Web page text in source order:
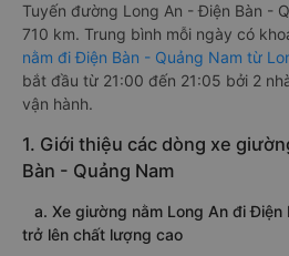
Tuyến đường Long An - Điện Bàn -
710 km. Trung bình mỗi ngày có
nằm đi Điện Bàn - Quảng Nam từ
bắt đầu từ 21:00 đến 21:05 bởi 2
vận hành.
1. Giới thiệu các dòng xe
Bàn - Quảng Nam
a. Xe giường nằm Long An đi Điện
trở lên chất lượng cao